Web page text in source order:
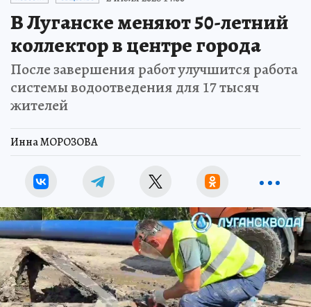
В Луганске меняют 50-летний
коллектор в центре города
После завершения работ улучшится работа
системы водоотведения для 17 тысяч
жителей
Инна МОРОЗОВА